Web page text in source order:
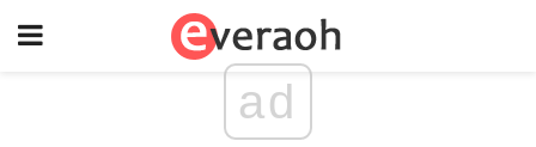
ad